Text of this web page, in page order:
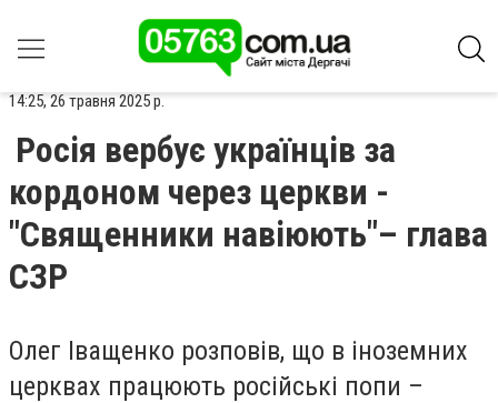
14:25, 26 травня 2025 р.
Росія вербує українців за
кордоном через церкви -
"Священники навіюють"– глава
СЗР
Олег Іващенко розповів, що в іноземних
церквах працюють російські попи –